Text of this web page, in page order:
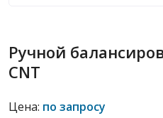
Ручной
CNT
Цена: по запросу